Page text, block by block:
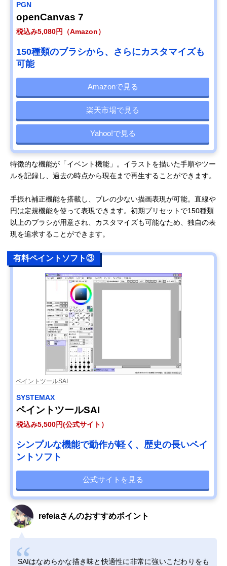
PGN
openCanvas 7
税込み5,080円（Amazon）
150種類のブラシから、さらにカスタマイズも
可能
Amazonで見る
楽天市場で見る
Yahoo!で見る
特徴的な機能が「イベント機能」。イラストを描いた手順やツー
ルを記録し、過去の時点から現在まで再生することができます。
手振れ補正機能を搭載し、ブレの少ない描画表現が可能。直線や
円は定規機能を使って表現できます。初期プリセットで150種類
以上のブラシが用意され、カスタマイズも可能なため、独自の表
現を追求することができます。
有料ペイントソフト③
ペイントツールSAI
SYSTEMAX
ペイントツールSAI
税込み5,500円(公式サイト）
シンプルな機能で動作が軽く、歴史の長いペイ
ントソフト
公式サイトを見る
refeiaさんのおすすめポイント
SAIはなめらかな描き味と快適性に非常に強いこだわりをも